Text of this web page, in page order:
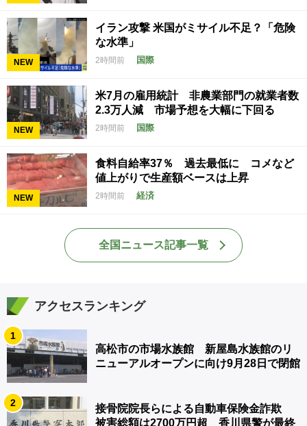
NEW
イラン攻撃 米国がミサイル不足？「危険
な水準」
2時間前 国際
NEW
米7月の雇用統計 非農業部門の就業者数
2.3万人減 市場予想を大幅に下回る
2時間前 国際
NEW
食料自給率37％ 過去最低に コメなど
値上がりで生産額ベースは上昇
2時間前 経済
全国ニュース記事一覧
アクセスランキング
1
高松市の市場水族館 新屋島水族館のリ
ニューアルオープンに向け9月28日で閉館
2
接骨院院長らによる自動車保険金詐欺
被害総額は2700万円超 香川県警が最終